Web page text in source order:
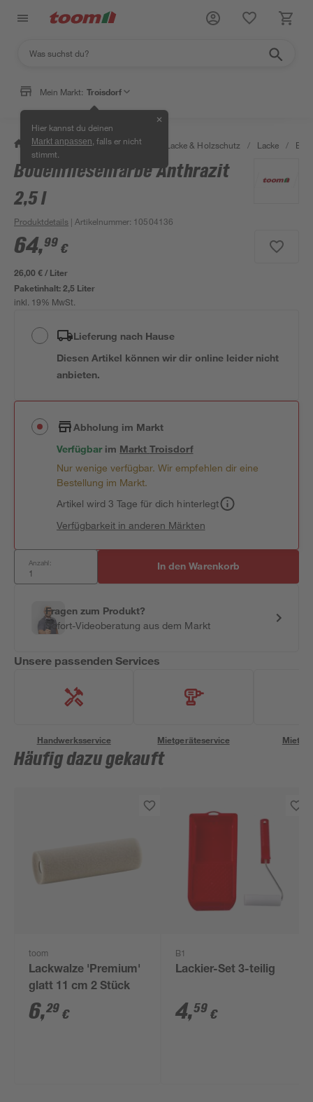
Mein Markt: Troisdorf
Hier kannst du deinen
Markt anpassen , falls er nicht
stimmt.
✕
/ Bauen & Renovieren / Farben, Lacke & Holzschutz / Lacke /
Bodenfliesenfarbe Anthrazit
2,5 l
Produktdetails | Artikelnummer: 10504136
64,99 €
26,00 € / Liter
Paketinhalt:2,5 Liter
inkl. 19% MwSt.
Lieferung nach Hause
Diesen Artikel können wir dir online leider nicht
anbieten.
Abholung im Markt
Verfügbar im MarktTroisdorf
Nur wenige verfügbar. Wir empfehlen dir eine
Bestellung im Markt.
Artikel wird 3 Tage für dich hinterlegt
Verfügbarkeit in anderen Märkten
Anzahl: In den Warenkorb
Fragen zum Produkt?
Sofort-Videoberatung aus dem Markt
Unsere passenden Services
Handwerksservice Mietgeräteservice
Häufig dazu gekauft
toom
Lackwalze 'Premium'
glatt 11 cm 2 Stück
6,29 €
B1
Lackier-Set 3-teilig
4,59 €